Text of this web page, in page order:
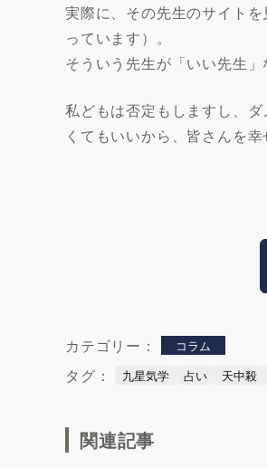
実際に、その先生のサイト
っています）。
そういう先生が「いい先生」
私どもは否定もしますし、
くてもいいから、皆さんを
カテゴリー： コラム
タグ： 九星気学 占い 天中殺
関連記事